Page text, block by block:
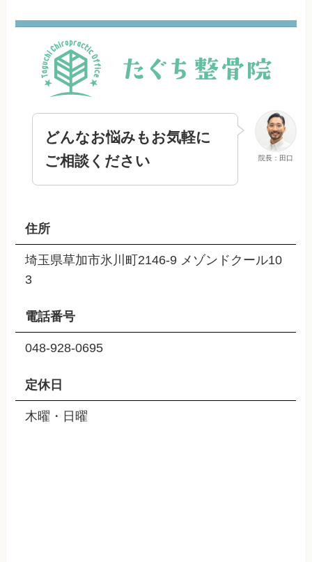
院長：田口
どんなお悩みもお気軽に
ご相談ください
住所
埼玉県草加市氷川町2146-9 メゾンドクール10
3
電話番号
048-928-0695
定休日
木曜・日曜